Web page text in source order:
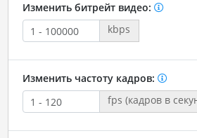
Изменить битрейт видео:
kbps
Изменить частоту кадров:
fps (кадров в